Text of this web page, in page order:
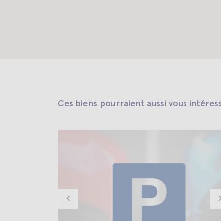
Ces biens pourraient aussi vous